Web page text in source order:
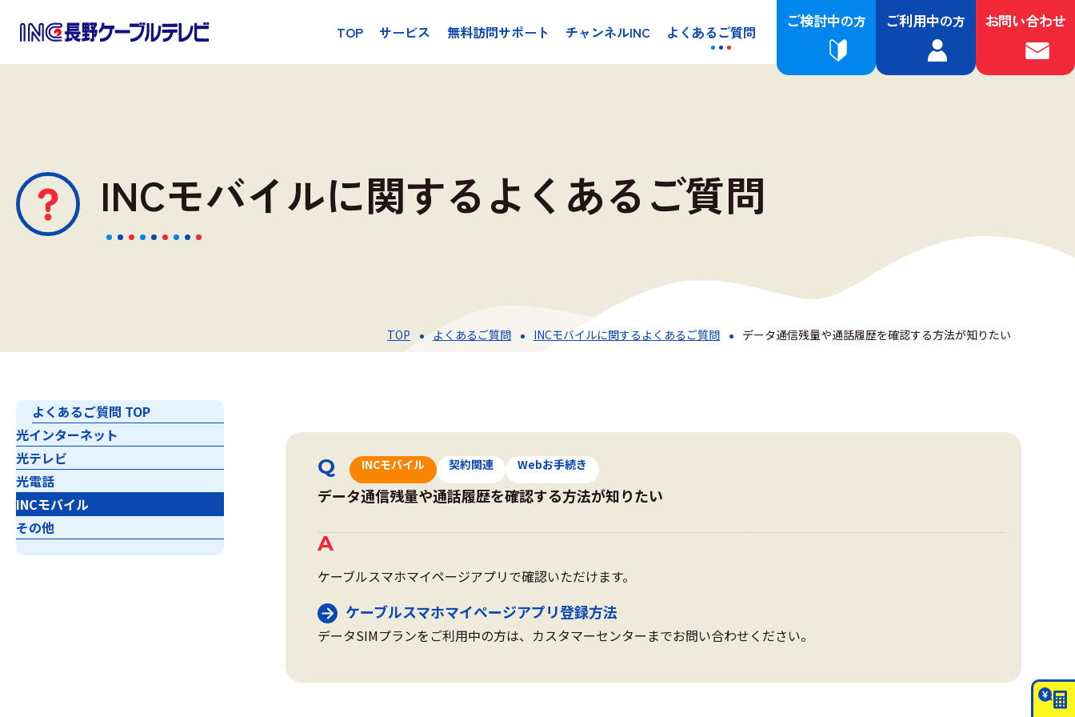
ご検討中の方 ご利用中の方 お問い合わせ
TOP サービス 無料訪問サポート チャンネルINC よくあるご質問
INCモバイルに関するよくあるご質問
TOP よくあるご質問 INCモバイルに関するよくあるご質問 データ通信残量や通話履歴を確認する方法が知りたい
INCモバイル 契約関連 Webお手続き
データ通信残量や通話履歴を確認する方法が知りたい
ケーブルスマホマイページアプリで確認いただけます。
ケーブルスマホマイページアプリ登録方法
データSIMプランをご利用中の方は、カスタマーセンターまでお問い合わせください。
よくあるご質問 TOP
光インターネット
光テレビ
光電話
INCモバイル
その他